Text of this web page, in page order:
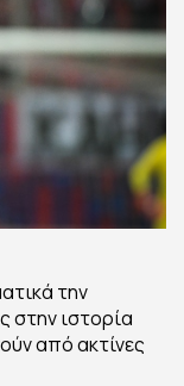
την
ιστορία
από ακτίνες